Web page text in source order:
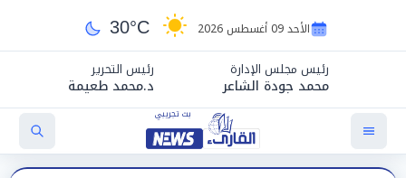
الأحد 09 أغسطس 2026 30°C
رئيس مجلس الإدارة
محمد جودة الشاعر
رئيس التحرير
د.محمد طعيمة